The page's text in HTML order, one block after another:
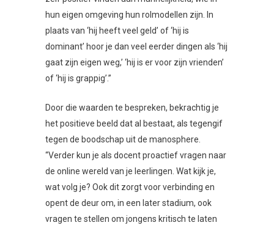
hun eigen omgeving hun rolmodellen zijn. In
plaats van ‘hij heeft veel geld’ of ‘hij is
dominant’ hoor je dan veel eerder dingen als ‘hij
gaat zijn eigen weg,’ ‘hij is er voor zijn vrienden’
of ‘hij is grappig’.”
Door die waarden te bespreken, bekrachtig je
het positieve beeld dat al bestaat, als tegengif
tegen de boodschap uit de manosphere.
“Verder kun je als docent proactief vragen naar
de online wereld van je leerlingen. Wat kijk je,
wat volg je? Ook dit zorgt voor verbinding en
opent de deur om, in een later stadium, ook
vragen te stellen om jongens kritisch te laten